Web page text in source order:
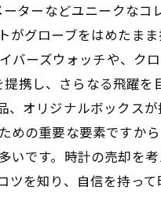
ターなどユニークな
がグローブをはめたま
ーズウォッチや、ク
携し、さらなる飛躍
オリジナルボックス
の重要な要素ですか
です。時計の売却を
を知り、自信を持っ